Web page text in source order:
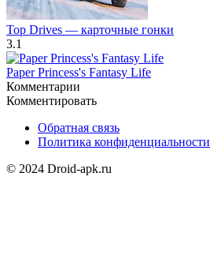
Top Drives — карточные гонки
3.1
Paper Princess's Fantasy Life
Комментарии
Комментировать
Обратная связь
Политика конфиденциальности
© 2024 Droid-apk.ru